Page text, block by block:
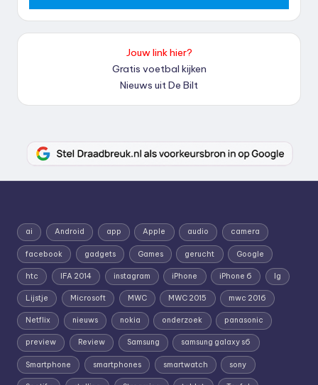
Jouw link hier?
Gratis voetbal kijken
Nieuws uit De Bilt
ai Android app Apple audio camera
facebook gadgets Games gerucht Google
htc IFA 2014 instagram iPhone iPhone 6 lg
Lijstje Microsoft MWC MWC 2015 mwc 2016
Netflix nieuws nokia onderzoek panasonic
preview Review Samsung samsung galaxy s6
Smartphone smartphones smartwatch sony